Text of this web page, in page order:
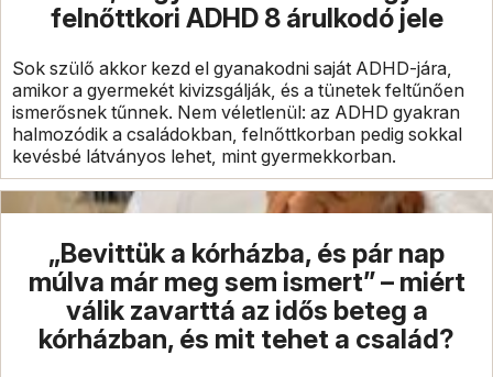
felnőttkori ADHD 8 árulkodó jele
Sok szülő akkor kezd el gyanakodni saját ADHD-jára,
amikor a gyermekét kivizsgálják, és a tünetek feltűnően
ismerősnek tűnnek. Nem véletlenül: az ADHD gyakran
halmozódik a családokban, felnőttkorban pedig sokkal
kevésbé látványos lehet, mint gyermekkorban.
„Bevittük a kórházba, és pár nap
múlva már meg sem ismert” – miért
válik zavarttá az idős beteg a
kórházban, és mit tehet a család?